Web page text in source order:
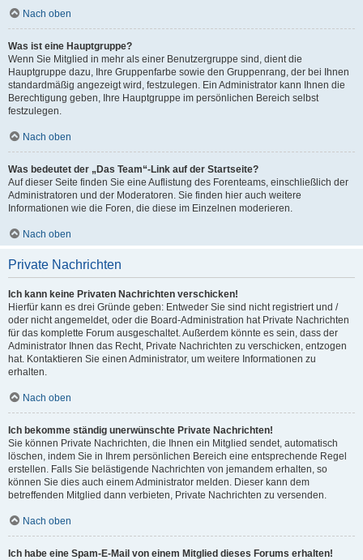
Nach oben
Was ist eine Hauptgruppe?
Wenn Sie Mitglied in mehr als einer Benutzergruppe sind, dient die
Hauptgruppe dazu, Ihre Gruppenfarbe sowie den Gruppenrang, der bei Ihnen
standardmäßig angezeigt wird, festzulegen. Ein Administrator kann Ihnen die
Berechtigung geben, Ihre Hauptgruppe im persönlichen Bereich selbst
festzulegen.
Nach oben
Was bedeutet der „Das Team“-Link auf der Startseite?
Auf dieser Seite finden Sie eine Auflistung des Forenteams, einschließlich der
Administratoren und der Moderatoren. Sie finden hier auch weitere
Informationen wie die Foren, die diese im Einzelnen moderieren.
Nach oben
Private Nachrichten
Ich kann keine Privaten Nachrichten verschicken!
Hierfür kann es drei Gründe geben: Entweder Sie sind nicht registriert und /
oder nicht angemeldet, oder die Board-Administration hat Private Nachrichten
für das komplette Forum ausgeschaltet. Außerdem könnte es sein, dass der
Administrator Ihnen das Recht, Private Nachrichten zu verschicken, entzogen
hat. Kontaktieren Sie einen Administrator, um weitere Informationen zu
erhalten.
Nach oben
Ich bekomme ständig unerwünschte Private Nachrichten!
Sie können Private Nachrichten, die Ihnen ein Mitglied sendet, automatisch
löschen, indem Sie in Ihrem persönlichen Bereich eine entsprechende Regel
erstellen. Falls Sie belästigende Nachrichten von jemandem erhalten, so
können Sie dies auch einem Administrator melden. Dieser kann dem
betreffenden Mitglied dann verbieten, Private Nachrichten zu versenden.
Nach oben
Ich habe eine Spam-E-Mail von einem Mitglied dieses Forums erhalten!